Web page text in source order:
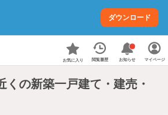
ダウンロード
お気に入り 閲覧履歴 お知らせ マイページ
くの新築一戸建て・建売・